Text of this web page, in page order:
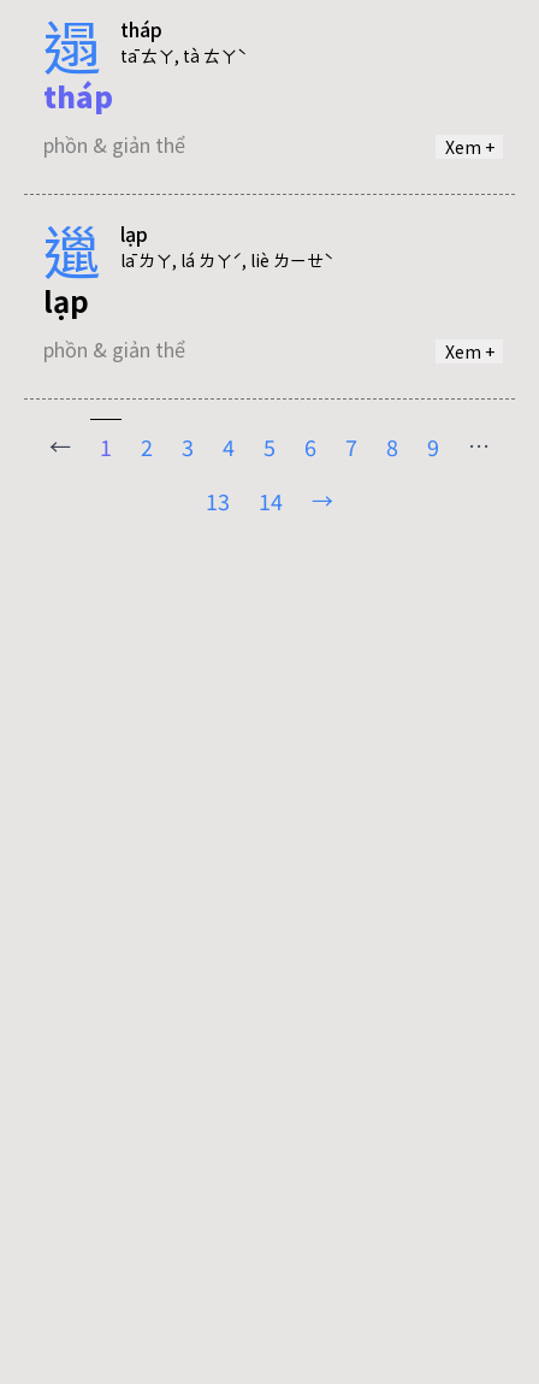
遢 tháp
tā ㄊㄚ, tà ㄊㄚˋ
Xem +
tháp
phồn & giản thể
邋 lạp
lā ㄌㄚ, lá ㄌㄚˊ, liè ㄌㄧㄝˋ
Xem +
lạp
phồn & giản thể
← 1 2 3 4 5 6 7 8 9
…
13
14 →